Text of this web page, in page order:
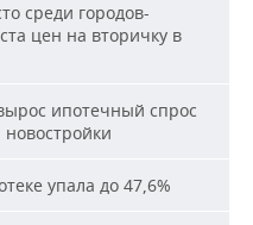
среди городов-
цен на вторичку в
ипотечный спрос
новостройки
упала до 47,6%